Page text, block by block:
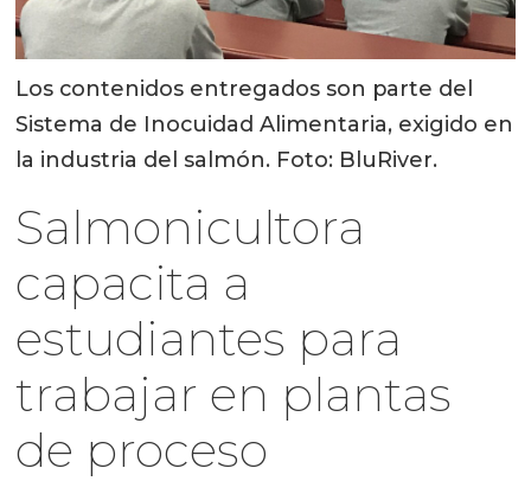
Los contenidos entregados son parte del
Sistema de Inocuidad Alimentaria, exigido en
la industria del salmón. Foto: BluRiver.
Salmonicultora
capacita a
estudiantes para
trabajar en plantas
de proceso